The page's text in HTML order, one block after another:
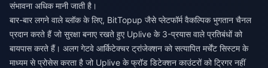
संभावना अधिक मानी जाती है।
बार-बार लगने वाले ब्लॉक के लिए, BitTopup जैसे प्लेटफॉर्म वैकल्पिक भुगतान चैनल
प्रदान करते हैं जो सुरक्षा बनाए रखते हुए Uplive के 3-प्रयास वाले प्रतिबंधों को
बायपास करते हैं। अलग गेटवे आर्किटेक्चर ट्रांजेक्शन को सत्यापित मर्चेंट सिस्टम के
माध्यम से प्रोसेस करता है जो Uplive के फ्रॉड डिटेक्शन काउंटरों को ट्रिगर नहीं